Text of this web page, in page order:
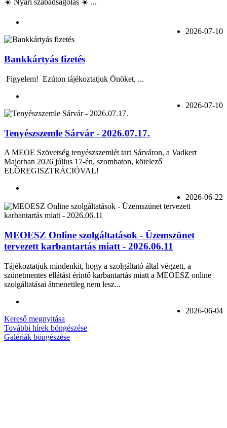
☀️ Nyári szabadságolás ☀️ ...
2026-07-10
Bankkártyás fizetés
Figyelem! Ezúton tájékoztatjuk Önöket, ...
2026-07-10
Tenyészszemle Sárvár - 2026.07.17.
A MEOE Szövetség tenyészszemlét tart Sárváron, a Vadkert
Majorban 2026 július 17-én, szombaton, kötelező
ELŐREGISZTRÁCIÓVAL!
2026-06-22
MEOESZ Online szolgáltatások - Üzemszünet
tervezett karbantartás miatt - 2026.06.11
Tájékoztatjuk mindenkit, hogy a szolgáltató által végzett, a
szünetmentes ellátást érintő karbantartás miatt a MEOESZ online
szolgáltatásai átmenetileg nem lesz...
2026-06-04
Kereső megnyitása
További hírek böngészése
Galériák böngészése